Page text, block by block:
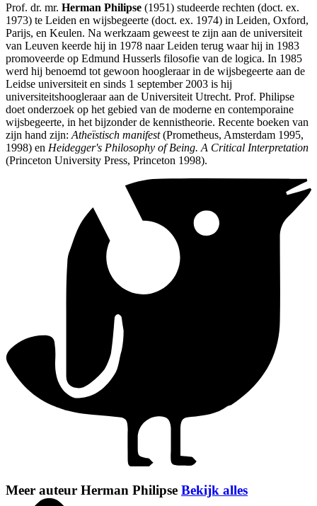
Prof. dr. mr. Herman Philipse (1951) studeerde rechten (doct. ex.
1973) te Leiden en wijsbegeerte (doct. ex. 1974) in Leiden, Oxford,
Parijs, en Keulen. Na werkzaam geweest te zijn aan de universiteit
van Leuven keerde hij in 1978 naar Leiden terug waar hij in 1983
promoveerde op Edmund Husserls filosofie van de logica. In 1985
werd hij benoemd tot gewoon hoogleraar in de wijsbegeerte aan de
Leidse universiteit en sinds 1 september 2003 is hij
universiteitshoogleraar aan de Universiteit Utrecht. Prof. Philipse
doet onderzoek op het gebied van de moderne en contemporaine
wijsbegeerte, in het bijzonder de kennistheorie. Recente boeken van
zijn hand zijn: Atheïstisch manifest(Prometheus, Amsterdam 1995,
1998) en Heidegger's Philosophy of Being. A Critical Interpretation
(Princeton University Press, Princeton 1998).
Meer auteur Herman Philipse Bekijk alles